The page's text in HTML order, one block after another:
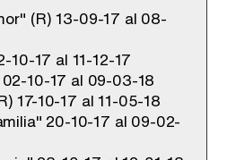
(R) 13-09-17 al 08-
10-17 al 11-12-17
10-17 al 09-03-18
17-10-17 al 11-05-18
20-10-17 al 09-02-